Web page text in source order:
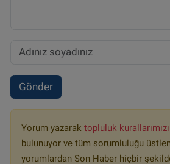
Gönder
Yorum yazarak topluluk kurallarımızı
bulunuyor ve tüm sorumluluğu
yorumlardan Son Haber hiçbir